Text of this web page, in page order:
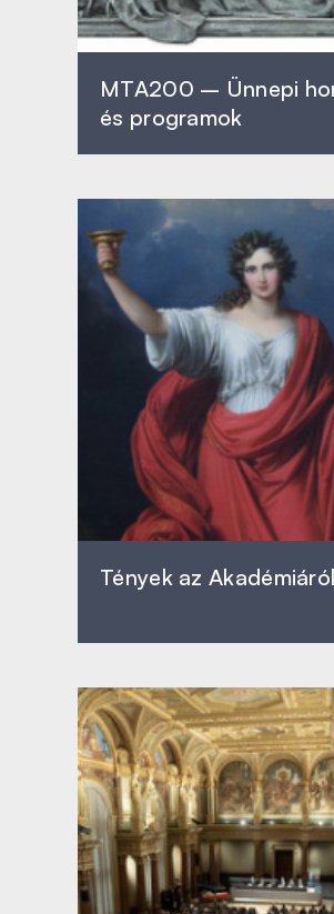
MTA200 – Ünnepi
és programok
Tények az Akadémiáról